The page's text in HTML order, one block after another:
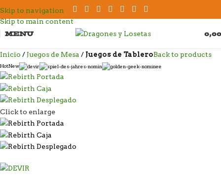
Skip to navigation
Skip to main content
MENU 0,00
Inicio Juegos de Mesa Juegos de TableroBack to products
HotNew
Click to enlarge